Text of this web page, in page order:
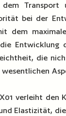
Transport
bei der
dem
Entwicklung
die
verleiht den
Elastizität,